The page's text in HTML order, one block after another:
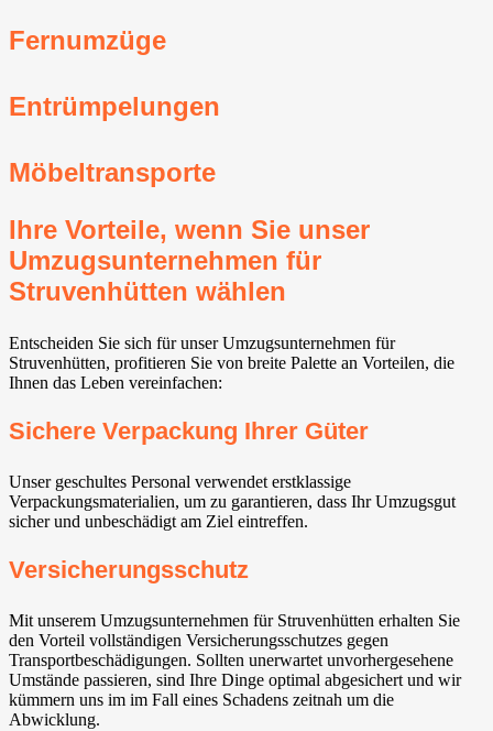
Fernumzüge
Entrümpelungen
Möbeltransporte
Ihre Vorteile, wenn Sie unser
Umzugsunternehmen für
Struvenhütten wählen
Entscheiden Sie sich für unser Umzugsunternehmen für
Struvenhütten, profitieren Sie von breite Palette an Vorteilen, die
Ihnen das Leben vereinfachen:
Sichere Verpackung Ihrer Güter
Unser geschultes Personal verwendet erstklassige
Verpackungsmaterialien, um zu garantieren, dass Ihr Umzugsgut
sicher und unbeschädigt am Ziel eintreffen.
Versicherungsschutz
Mit unserem Umzugsunternehmen für Struvenhütten erhalten Sie
den Vorteil vollständigen Versicherungsschutzes gegen
Transportbeschädigungen. Sollten unerwartet unvorhergesehene
Umstände passieren, sind Ihre Dinge optimal abgesichert und wir
kümmern uns im im Fall eines Schadens zeitnah um die
Abwicklung.